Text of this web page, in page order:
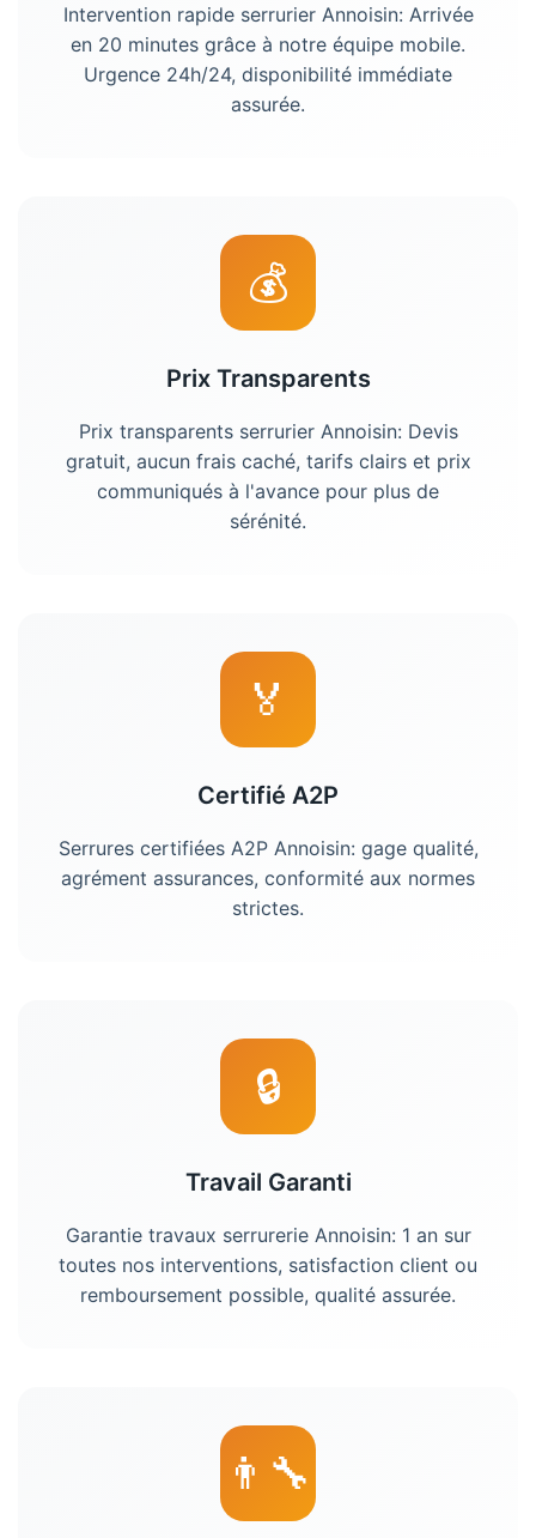
Intervention rapide serrurier Annoisin: Arrivée
en 20 minutes grâce à notre équipe mobile.
Urgence 24h/24, disponibilité immédiate
assurée.
💰
Prix Transparents
Prix transparents serrurier Annoisin: Devis
gratuit, aucun frais caché, tarifs clairs et prix
communiqués à l'avance pour plus de
sérénité.
🏅
Certifié A2P
Serrures certifiées A2P Annoisin: gage qualité,
agrément assurances, conformité aux normes
strictes.
🔒
Travail Garanti
Garantie travaux serrurerie Annoisin: 1 an sur
toutes nos interventions, satisfaction client ou
remboursement possible, qualité assurée.
👨‍🔧